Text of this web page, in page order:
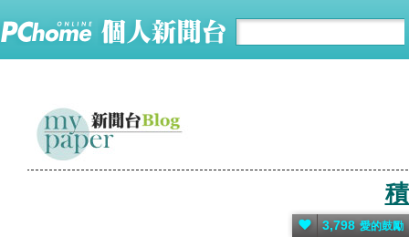
3,798 愛的鼓勵